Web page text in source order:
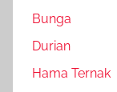
Bunga
Durian
Hama Ternak